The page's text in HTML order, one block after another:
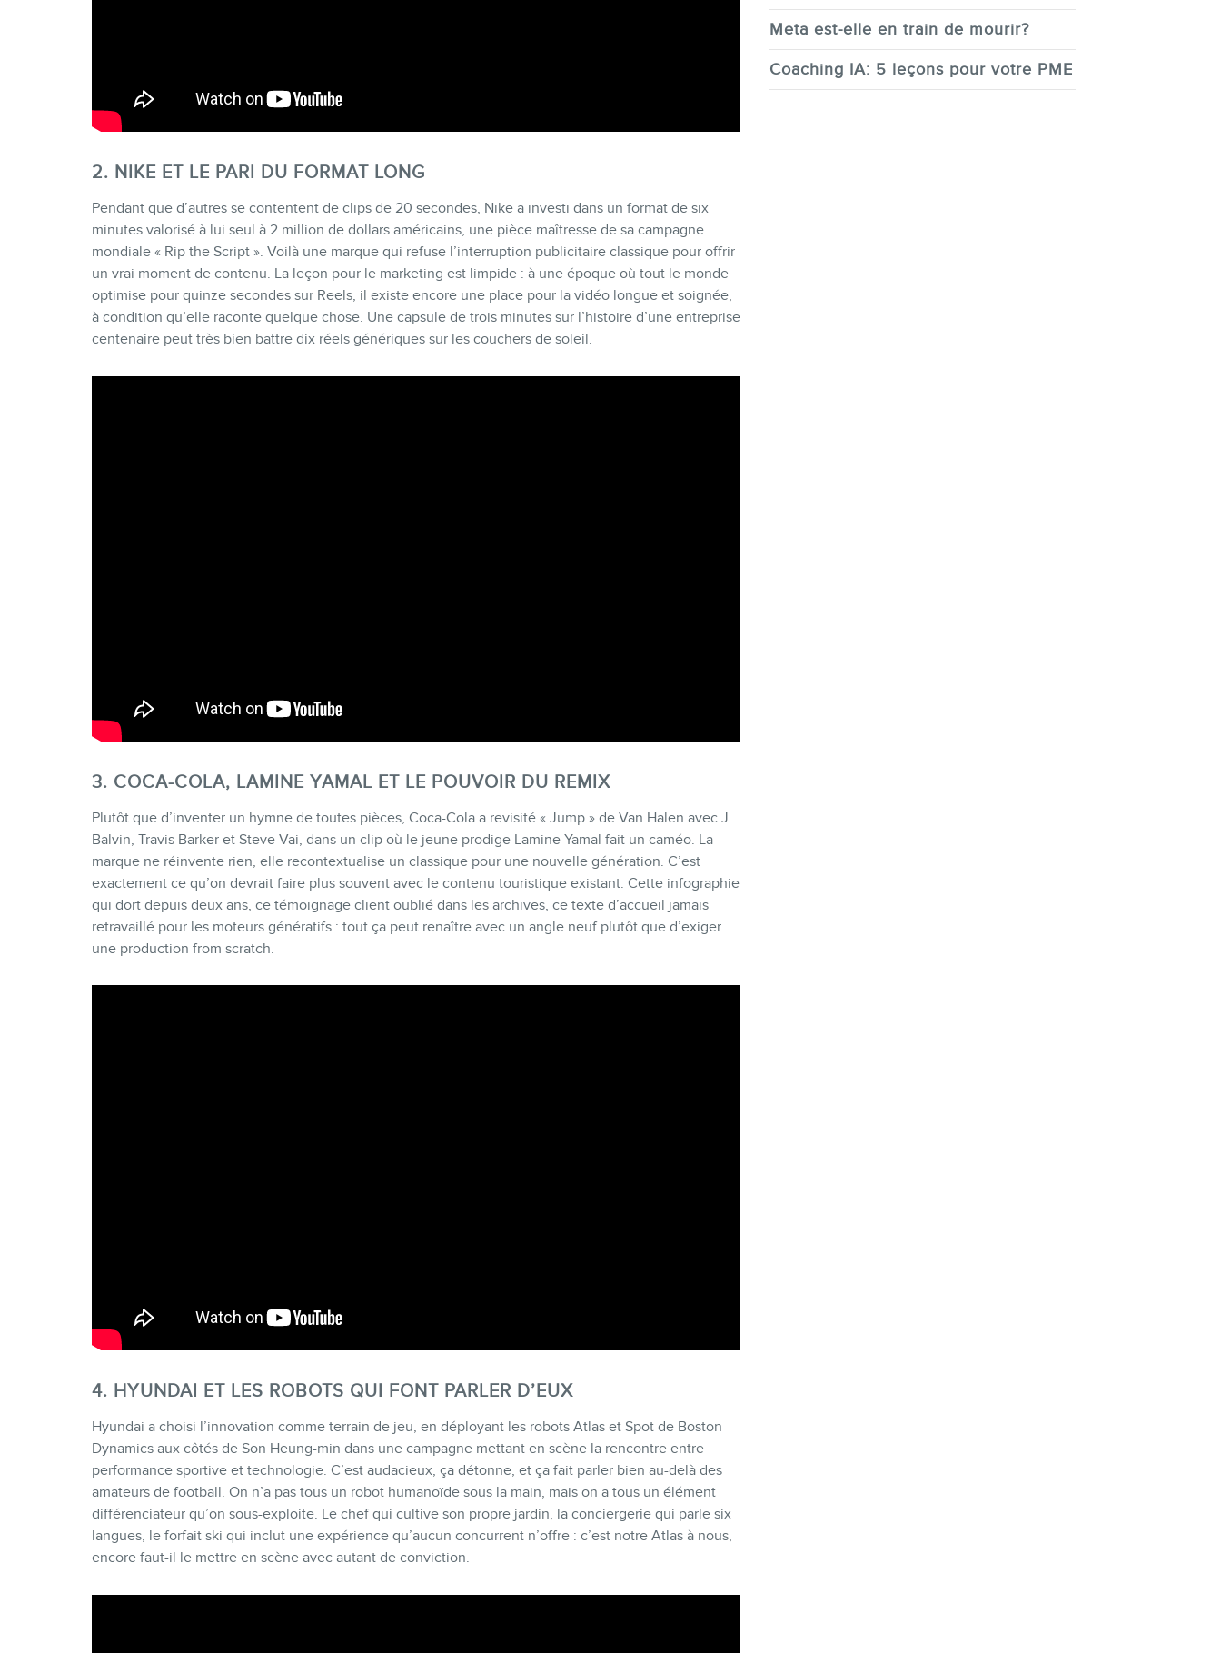
2. NIKE ET LE PARI DU FORMAT LONG
Pendant que d’autres se contentent de clips de 20 secondes, Nike a investi dans un format de six
minutes valorisé à lui seul à 2 million de dollars américains, une pièce maîtresse de sa campagne
mondiale « Rip the Script ». Voilà une marque qui refuse l’interruption publicitaire classique pour offrir
un vrai moment de contenu. La leçon pour le marketing est limpide : à une époque où tout le monde
optimise pour quinze secondes sur Reels, il existe encore une place pour la vidéo longue et soignée,
à condition qu’elle raconte quelque chose. Une capsule de trois minutes sur l’histoire d’une entreprise
centenaire peut très bien battre dix réels génériques sur les couchers de soleil.
3. COCA-COLA, LAMINE YAMAL ET LE POUVOIR DU REMIX
Plutôt que d’inventer un hymne de toutes pièces, Coca-Cola a revisité « Jump » de Van Halen avec J
Balvin, Travis Barker et Steve Vai, dans un clip où le jeune prodige Lamine Yamal fait un caméo. La
marque ne réinvente rien, elle recontextualise un classique pour une nouvelle génération. C’est
exactement ce qu’on devrait faire plus souvent avec le contenu touristique existant. Cette infographie
qui dort depuis deux ans, ce témoignage client oublié dans les archives, ce texte d’accueil jamais
retravaillé pour les moteurs génératifs : tout ça peut renaître avec un angle neuf plutôt que d’exiger
une production from scratch.
4. HYUNDAI ET LES ROBOTS QUI FONT PARLER D’EUX
Hyundai a choisi l’innovation comme terrain de jeu, en déployant les robots Atlas et Spot de Boston
Dynamics aux côtés de Son Heung-min dans une campagne mettant en scène la rencontre entre
performance sportive et technologie. C’est audacieux, ça détonne, et ça fait parler bien au-delà des
amateurs de football. On n’a pas tous un robot humanoïde sous la main, mais on a tous un élément
différenciateur qu’on sous-exploite. Le chef qui cultive son propre jardin, la conciergerie qui parle six
langues, le forfait ski qui inclut une expérience qu’aucun concurrent n’offre : c’est notre Atlas à nous,
encore faut-il le mettre en scène avec autant de conviction.
Meta est-elle en train de mourir?
Coaching IA: 5 leçons pour votre PME